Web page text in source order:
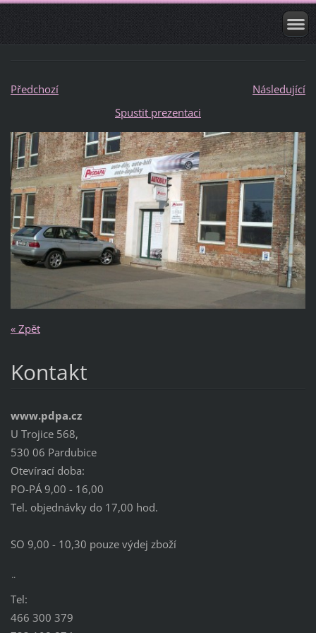
Předchozí
Následující
Spustit prezentaci
« Zpět
Kontakt
www.pdpa.cz
U Trojice 568,
530 06 Pardubice
Otevírací doba:
PO-PÁ 9,00 - 16,00
Tel. objednávky do 17,00 hod.
SO 9,00 - 10,30 pouze výdej zboží
¨
Tel:
466 300 379